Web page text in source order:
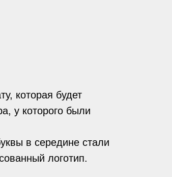
которая будет
у которого были
в середине стали
логотип.